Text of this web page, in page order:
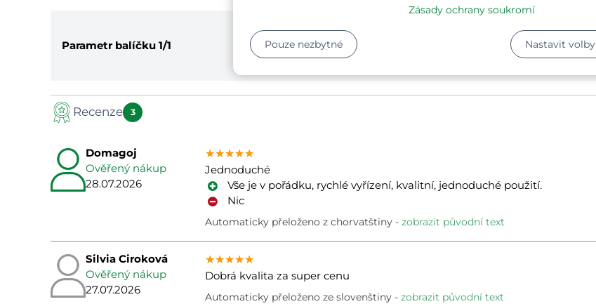
Parametr balíčku 1/1
Recenze 3
Domagoj
Ověřený nákup
28.07.2026
★★★★★
★★★★★
★★★★★
Jednoduché
Vše je v pořádku, rychlé vyřízení, kvalitní, jednoduché použití.
Nic
Automaticky přeloženo z chorvatštiny zobrazit původní text
Silvia Ciroková
Ověřený nákup
27.07.2026
★★★★★
★★★★★
★★★★★
Dobrá kvalita za super cenu
Automaticky přeloženo ze slovenštiny zobrazit původní text
Zásady ochrany soukromí
Nastavit volby
Pouze nezbytné